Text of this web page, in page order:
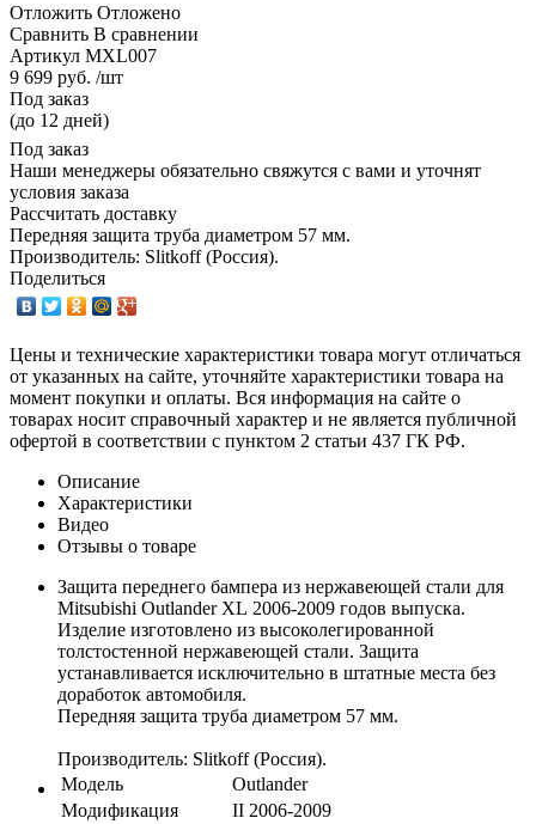
Отложить Отложено
Сравнить В сравнении
Артикул MXL007
9 699 руб. /шт
Под заказ
(до 12 дней)
Под заказ
Наши менеджеры обязательно свяжутся с вами и уточнят
условия заказа
Рассчитать доставку
Передняя защита труба диаметром 57 мм.
Производитель: Slitkoff (Россия).
Поделиться
Цены и технические характеристики товара могут отличаться
от указанных на сайте, уточняйте характеристики товара на
момент покупки и оплаты. Вся информация на сайте о
товарах носит справочный характер и не является публичной
офертой в соответствии с пунктом 2 статьи 437 ГК РФ.
Описание
Характеристики
Видео
Отзывы о товаре
Защита переднего бампера из нержавеющей стали для
Mitsubishi Outlander XL 2006-2009 годов выпуска.
Изделие изготовлено из высоколегированной
толстостенной нержавеющей стали. Защита
устанавливается исключительно в штатные места без
доработок автомобиля.
Передняя защита труба диаметром 57 мм.
Производитель: Slitkoff (Россия).
Модель
Outlander
Модификация
II 2006-2009